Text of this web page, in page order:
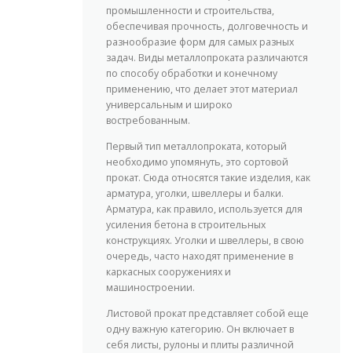
промышленности и строительства,
обеспечивая прочность, долговечность и
разнообразие форм для самых разных
задач. Виды металлопроката различаются
по способу обработки и конечному
применению, что делает этот материал
универсальным и широко
востребованным.
Первый тип металлопроката, который
необходимо упомянуть, это сортовой
прокат. Сюда относятся такие изделия, как
арматура, уголки, швеллеры и балки.
Арматура, как правило, используется для
усиления бетона в строительных
конструкциях. Уголки и швеллеры, в свою
очередь, часто находят применение в
каркасных сооружениях и
машиностроении.
Листовой прокат представляет собой еще
одну важную категорию. Он включает в
себя листы, рулоны и плиты различной